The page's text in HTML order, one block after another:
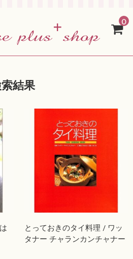
0
結果
とっておきのタイ料理 / ワッ
タナー チャランカンチャナー